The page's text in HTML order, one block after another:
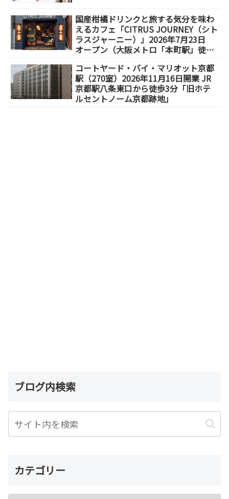
国産柑橘ドリンクと旅する気分を味わ
えるカフェ「CITRUS JOURNEY（シト
ラスジャーニー）」2026年7月23日
オープン（大阪メトロ「本町駅」徒歩
コートヤード・バイ・マリオット京都
駅（270室）2026年11月16日開業 JR
京都駅八条東口から徒歩3分「旧ホテ
ルセントノーム京都跡地」
ブログ内検索
カテゴリー